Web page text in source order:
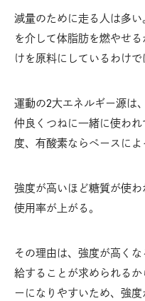
減量のために走る人は多
を介して体脂肪を燃やせ
けを原料にしているわけで
運動の2大エネルギー源は
仲良くつねに一緒に使わ
度、有酸素ならペースによ
強度が高いほど糖質が使
使用率が上がる。
その理由は、強度が高く
給することが求められる
ーになりやすいため、強